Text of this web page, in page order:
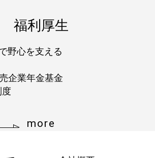
福利厚生
野心を支える
企業年金基金
more